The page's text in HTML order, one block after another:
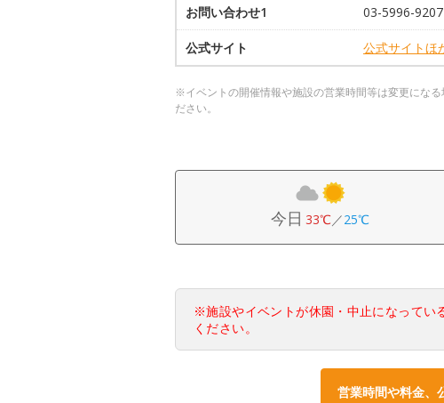
お問い合わせ1 03-5996-9207
公式サイト 公式サイトほ
※イベントの開催情報や施設の営業時間等は変更にな
ださい。
今日 33℃／25℃
※施設やイベントが休園・中止になってい
ください。
営業時間や料金、